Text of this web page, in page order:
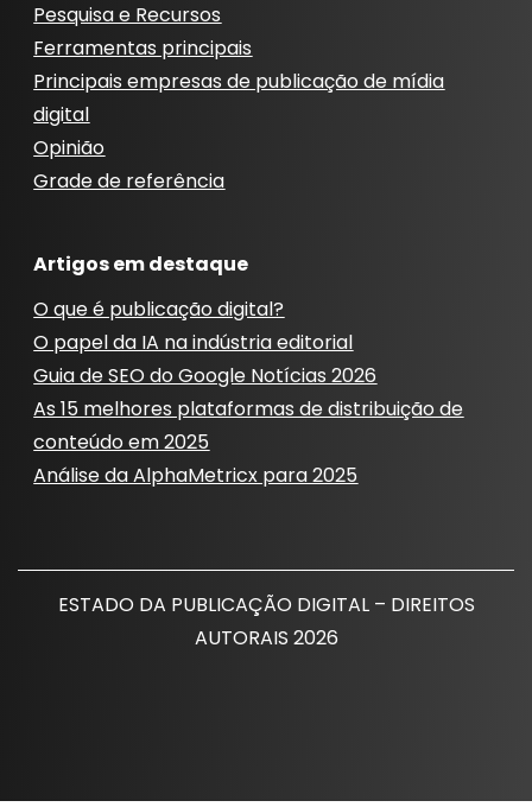
Pesquisa e Recursos
Ferramentas principais
Principais empresas de publicação de mídia
digital
Opinião
Grade de referência
Artigos em destaque
O que é publicação digital?
O papel da IA ​​na indústria editorial
Guia de SEO do Google Notícias 2026
As 15 melhores plataformas de distribuição de
conteúdo em 2025
Análise da AlphaMetricx para 2025
ESTADO DA PUBLICAÇÃO DIGITAL – DIREITOS
AUTORAIS 2026